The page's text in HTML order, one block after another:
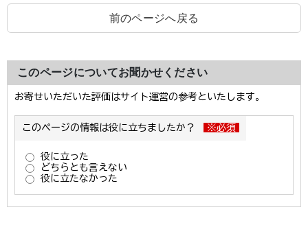
前のページへ戻る
このページについてお聞かせください